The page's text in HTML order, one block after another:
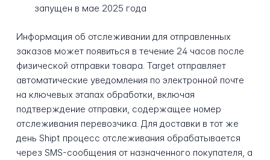
запущен в мае 2025 года
Информация об отслеживании для отправленных
заказов может появиться в течение 24 часов после
физической отправки товара. Target отправляет
автоматические уведомления по электронной почте
на ключевых этапах обработки, включая
подтверждение отправки, содержащее номер
отслеживания перевозчика. Для доставки в тот же
день Shipt процесс отслеживания обрабатывается
через SMS-сообщения от назначенного покупателя, а